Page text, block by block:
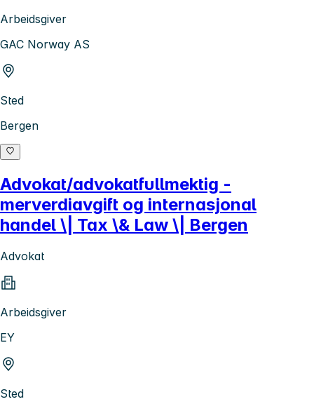
Arbeidsgiver
GAC Norway AS
Sted
Bergen
Advokat/advokatfullmektig -
merverdiavgift og internasjonal
handel \| Tax \& Law \| Bergen
Advokat
Arbeidsgiver
EY
Sted